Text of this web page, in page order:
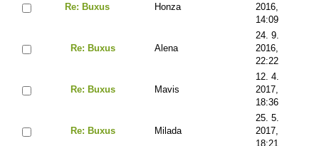
Re: Buxus Honza
2016,
14:09
Re: Buxus Alena
24. 9.
2016,
22:22
Re: Buxus Mavis
12. 4.
2017,
18:36
Re: Buxus Milada
25. 5.
2017,
18:21